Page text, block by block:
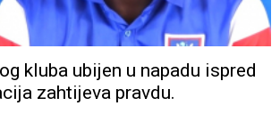
kluba ubijen u napadu ispred
zahtijeva pravdu.